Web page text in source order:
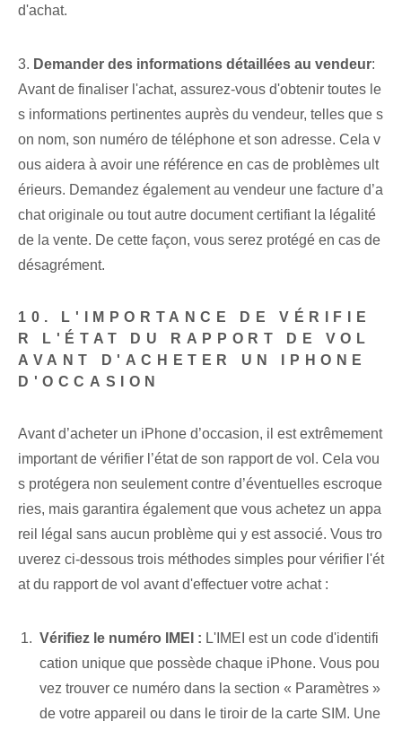
d'achat.
3. Demander des informations détaillées au vendeur:
Avant de finaliser l'achat, assurez-vous d'obtenir toutes le
s informations pertinentes auprès du vendeur, telles que s
on nom, son numéro de téléphone et son adresse. Cela v
ous aidera à avoir une référence en cas de problèmes ult
érieurs. Demandez également au vendeur une facture d’a
chat originale ou tout autre document certifiant la légalité
de la vente. De cette façon, vous serez protégé en cas de
désagrément.
10. L'IMPORTANCE DE VÉRIFIE
R L'ÉTAT DU RAPPORT DE VOL
AVANT D'ACHETER UN IPHONE
D'OCCASION
Avant d’acheter un iPhone d’occasion, il est extrêmement
important de vérifier l’état de son rapport de vol. Cela vou
s protégera non seulement contre d’éventuelles escroque
ries, mais garantira également que vous achetez un appa
reil légal sans aucun problème qui y est associé. Vous tro
uverez ci-dessous trois méthodes simples pour vérifier l'ét
at du rapport de vol avant d'effectuer votre achat :
Vérifiez le numéro IMEI : L'IMEI est un code d'identifi
cation unique que possède chaque iPhone. Vous pou
vez trouver ce numéro dans la section « Paramètres »
de votre appareil ou dans le tiroir de la carte SIM. Une